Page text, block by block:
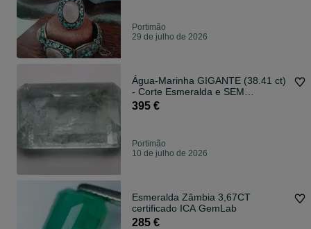
Portimão
29 de julho de 2026
Água-Marinha GIGANTE (38.41 ct)
- Corte Esmeralda e SEM
Tratamento!
395 €
Portimão
10 de julho de 2026
Esmeralda Zâmbia 3,67CT
certificado ICA GemLab
285 €